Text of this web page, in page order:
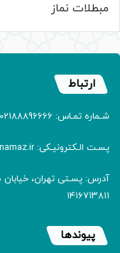
مبطلات نماز
ارتباط
شـماره تمـاس: 02188896666 نمابر: 02188905150
پسـت الـکترونیـکی: info[at]namaz.ir
۱۴۱۶۷۱۳۸۱۱
پیوندها